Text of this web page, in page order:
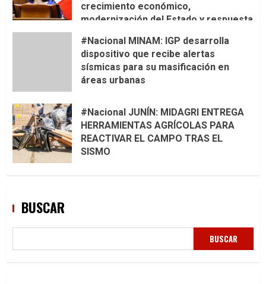
crecimiento económico,
modernización del Estado y respuesta
#Nacional MINAM: IGP desarrolla
dispositivo que recibe alertas
sísmicas para su masificación en
áreas urbanas
#Nacional JUNÍN: MIDAGRI ENTREGA
HERRAMIENTAS AGRÍCOLAS PARA
REACTIVAR EL CAMPO TRAS EL
SISMO
BUSCAR
BUSCAR